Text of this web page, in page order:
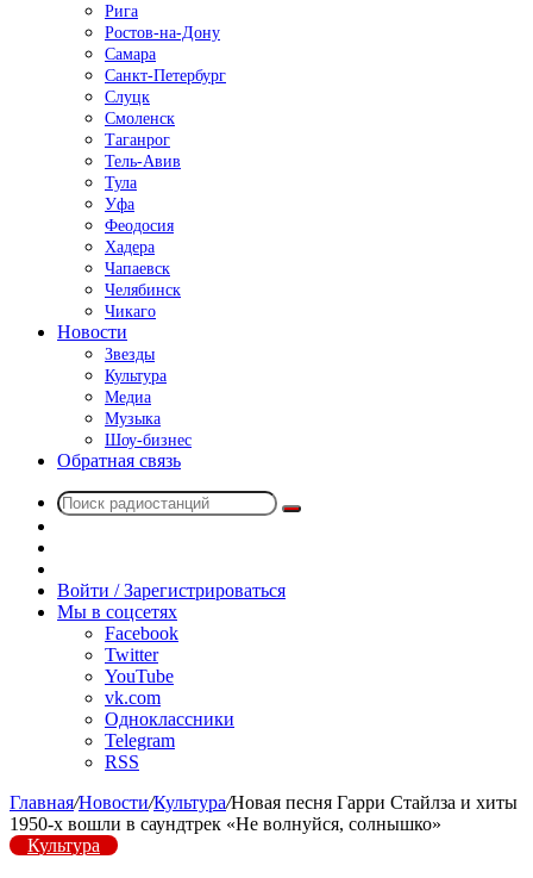
Рига
Ростов-на-Дону
Самара
Санкт-Петербург
Слуцк
Смоленск
Таганрог
Тель-Авив
Тула
Уфа
Феодосия
Хадера
Чапаевск
Челябинск
Чикаго
Новости
Звезды
Культура
Медиа
Музыка
Шоу-бизнес
Обратная связь
Поиск
радио
Войти / Зарегистрироваться
Мы в соцсетях
Facebook
Twitter
YouTube
vk.com
Одноклассники
Telegram
RSS
Главная/Новости/Культура/Новая песня Гарри Стайлза и хиты
1950-х вошли в саундтрек «Не волнуйся, солнышко»
Культура